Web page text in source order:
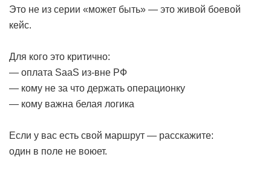
Это не из серии «может быть» — это живой боевой
кейс.
Для кого это критично:
— оплата SaaS из-вне РФ
— кому не за что держать операционку
— кому важна белая логика
Если у вас есть свой маршрут — расскажите:
один в поле не воюет.